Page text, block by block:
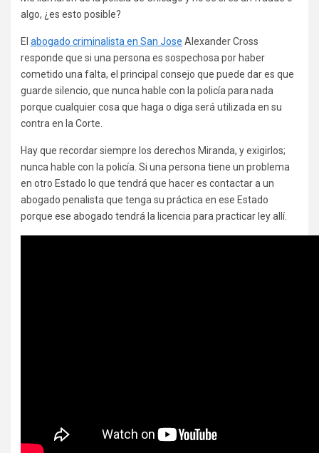
algo, ¿es esto posible?
El abogado criminalista en San Jose Alexander Cross
responde que si una persona es sospechosa por haber
cometido una falta, el principal consejo que puede dar es que
guarde silencio, que nunca hable con la policía para nada
porque cualquier cosa que haga o diga será utilizada en su
contra en la Corte.
Hay que recordar siempre los derechos Miranda, y exigirlos;
nunca hable con la policía. Si una persona tiene un problema
en otro Estado lo que tendrá que hacer es contactar a un
abogado penalista que tenga su práctica en ese Estado
porque ese abogado tendrá la licencia para practicar ley allí.